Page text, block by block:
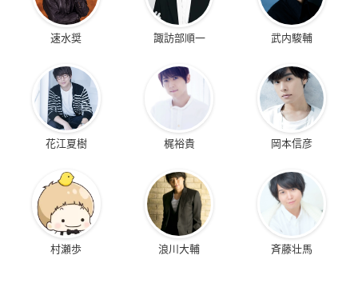
速水奨 諏訪部順一 武内駿輔
花江夏樹 梶裕貴 岡本信彦
村瀬歩 浪川大輔 斉藤壮馬